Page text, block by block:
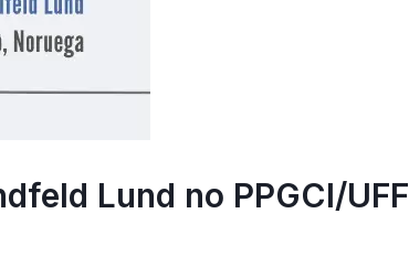
Lund no PPGCI/UFF